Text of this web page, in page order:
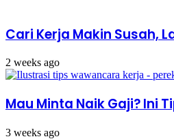
Cari Kerja Makin Susah,
2 weeks ago
Mau Minta Naik Gaji? Ini
3 weeks ago